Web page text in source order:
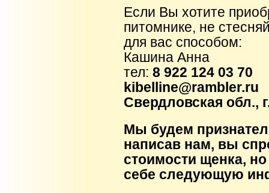
Если Вы хотите
питомнике, не
для вас способом:
Кашина Анна
тел: 8 922 124 03 70
kibelline@rambler.ru
Свердловская обл.,
Мы будем
написав нам, вы
стоимости щенка,
себе следующую